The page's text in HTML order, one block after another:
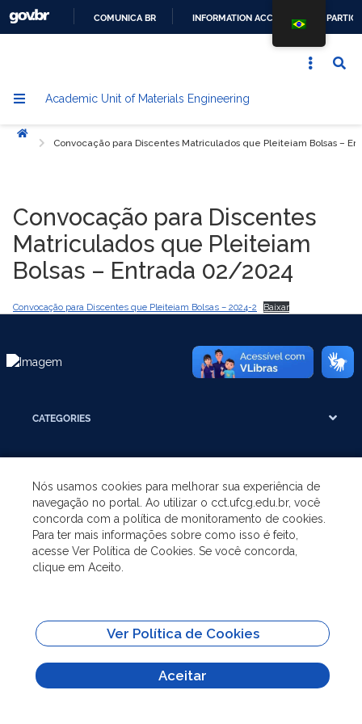
COMUNICA BR INFORMATION ACCESS
Academic Unit of Materials Engineering
Home
Convocação para Discentes Matriculados que Pleiteiam Bolsas –
Convocação para Discentes
Matriculados que Pleiteiam
Bolsas – Entrada 02/2024
Convocação para Discentes que Pleiteiam Bolsas – 2024-2 Baixar
CATEGORIES
UNDERGRADUATE
POSTGRADUATE
Unported (CC BY-ND 3.0)
Nós usamos cookies para melhorar sua experiência de
navegação no portal. Ao utilizar o cct.ufcg.edu.br, você
concorda com a política de monitoramento de cookies.
Para ter mais informações sobre como isso é feito,
acesse Ver Política de Cookies. Se você concorda,
clique em Aceito.
Ver Política de Cookies
Aceitar